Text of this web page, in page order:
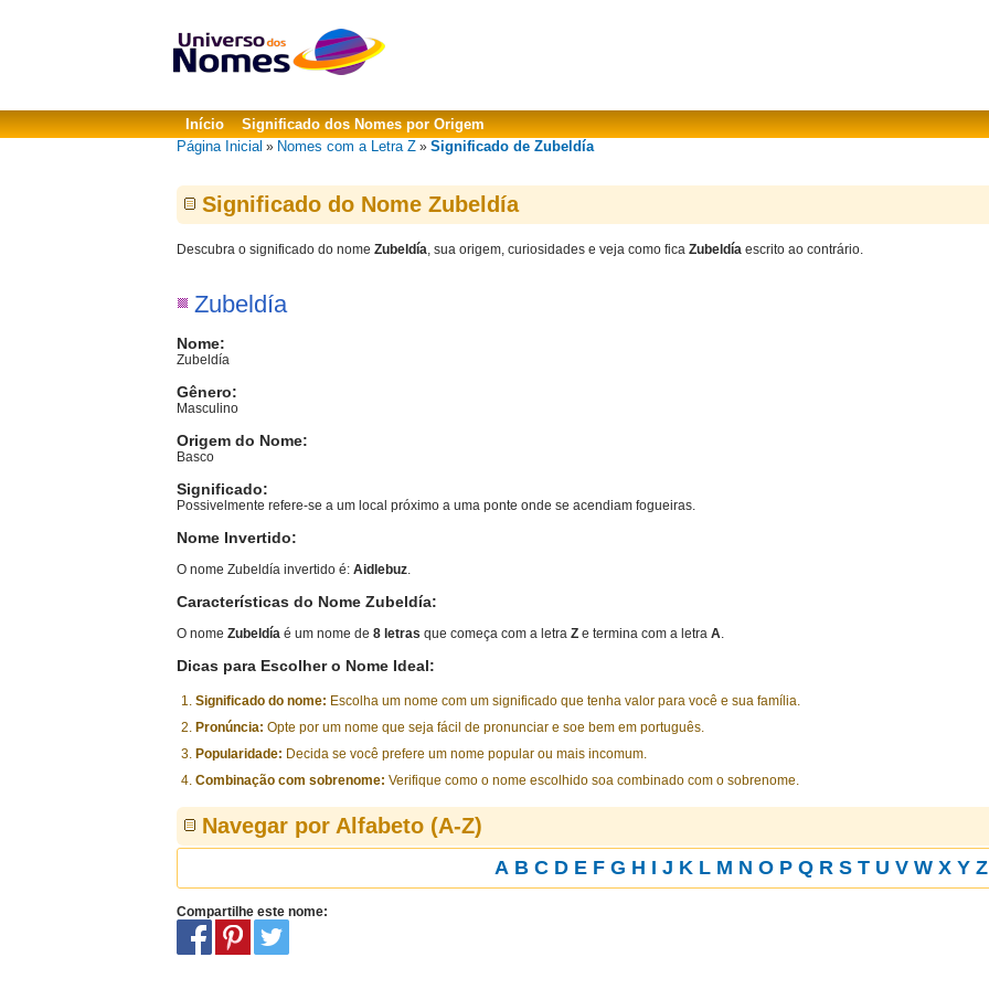
Início
Significado dos Nomes por Origem
Página Inicial » Nomes com a Letra Z » Significado de Zubeldía
Significado do Nome Zubeldía
Descubra o significado do nome Zubeldía, sua origem, curiosidades e veja como fica Zubeldía escrito ao contrário.
Zubeldía
Nome:
Zubeldía
Gênero:
Masculino
Origem do Nome:
Basco
Significado:
Possivelmente refere-se a um local próximo a uma ponte onde se acendiam fogueiras.
Nome Invertido:
O nome Zubeldía invertido é: Aidlebuz.
Características do Nome Zubeldía:
O nome Zubeldía é um nome de 8 letras que começa com a letra Z e termina com a letra A.
Dicas para Escolher o Nome Ideal:
Significado do nome: Escolha um nome com um significado que tenha valor para você e sua família.
Pronúncia: Opte por um nome que seja fácil de pronunciar e soe bem em português.
Popularidade: Decida se você prefere um nome popular ou mais incomum.
Combinação com sobrenome: Verifique como o nome escolhido soa combinado com o sobrenome.
Navegar por Alfabeto (A-Z)
A B C D E F G H I J K L M N O P Q R S T U V W X Y Z
Compartilhe este nome: